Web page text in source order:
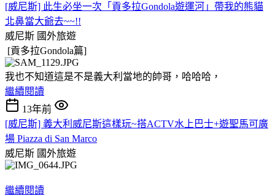
[威尼斯] 此生必坐一次「貢多拉Gondola遊運河」帶我的熊貓
北鼻當大爺去~~!!
威尼斯 國外旅遊
[貢多拉Gondola篇]
我也不知道這是不是義大利當地的帥哥，哈哈哈，
繼續閱讀
13年前
[威尼斯] 義大利威尼斯這樣玩~搭ACTV水上巴士+遊聖馬可廣
場 Piazza di San Marco
威尼斯 國外旅遊
繼續閱讀